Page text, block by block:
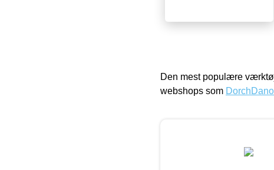
Den mest populære
webshops som